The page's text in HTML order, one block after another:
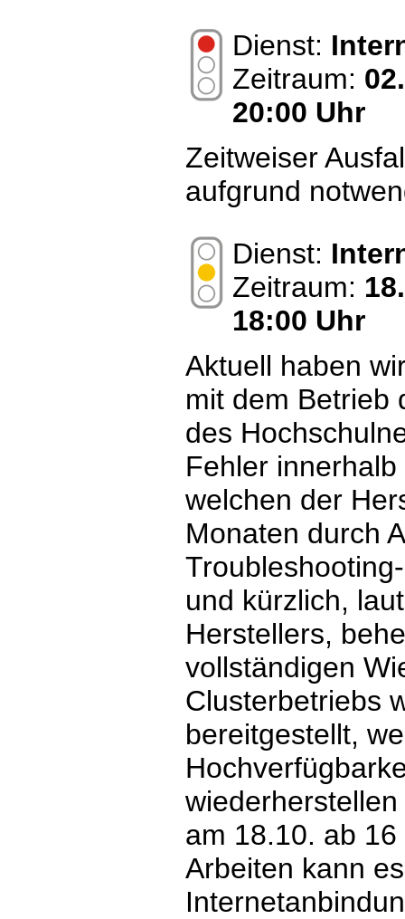
Dienst:
Zeitraum:
20:00 Uhr
Zeitweiser
aufgrund
Dienst:
Zeitraum:
18:00 Uhr
Aktuell haben
mit dem Betrieb
des
Fehler
welchen der
Monaten durch
und kürzlich,
Herstellers,
vollständigen
Clusterbetriebs
bereitgestellt,
am 18.10. ab
Arbeiten kann